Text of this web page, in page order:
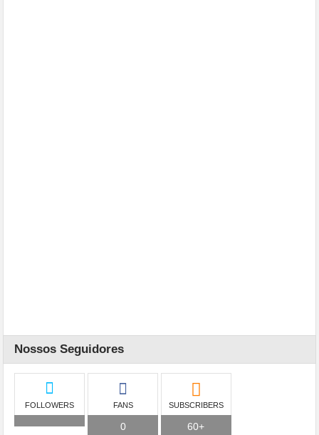
Nossos Seguidores
FOLLOWERS FANS
0
SUBSCRIBERS
60+